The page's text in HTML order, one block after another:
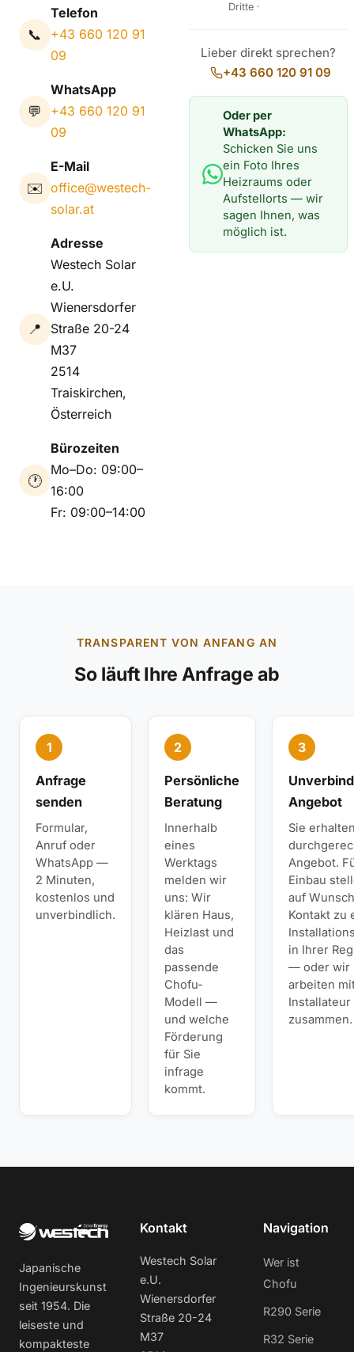
📞
Telefon
+43 660 120 91
09
💬
WhatsApp
+43 660 120 91
09
✉️
E-Mail
office@westech-
solar.at
📍
Adresse
Westech Solar
e.U.
Wienersdorfer
Straße 20-24
M37
2514
Traiskirchen,
Österreich
🕐
Bürozeiten
Mo–Do: 09:00–
16:00
Fr: 09:00–14:00
Dritte ·
Lieber direkt sprechen?
+43 660 120 91 09
Oder per
WhatsApp:
Schicken Sie uns
ein Foto Ihres
Heizraums oder
Aufstellorts — wir
sagen Ihnen, was
möglich ist.
TRANSPARENT VON ANFANG AN
So läuft Ihre Anfrage ab
1
Anfrage
senden
Formular,
Anruf oder
WhatsApp —
2 Minuten,
kostenlos und
unverbindlich.
2
Persönliche
Beratung
Innerhalb
eines
Werktags
melden wir
uns: Wir
klären Haus,
Heizlast und
das
passende
Chofu-
Modell —
und welche
Förderung
für Sie
infrage
kommt.
3
Angebot
Sie
Angebot.
Einbau
auf
Kontakt zu
in Ihrer
— oder wir
arbeiten
Installateur
zusammen.
Japanische
Ingenieurskunst
seit 1954. Die
leiseste und
kompakteste
Kontakt
Westech Solar
e.U.
Wienersdorfer
Straße 20-24
M37
Navigation
Wer ist
Chofu
R290 Serie
R32 Serie